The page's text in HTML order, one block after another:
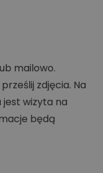
mailowo.
zdjęcia. Na
wizyta na
będą